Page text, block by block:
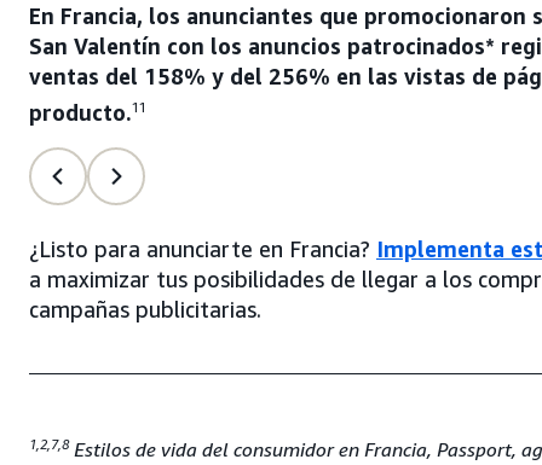
En Francia, los anunciantes que promocionaron
San Valentín con los anuncios patrocinados*
ventas del 158% y del 256% en las vistas de
producto.11
¿Listo para anunciarte en Francia? Implementa
a maximizar tus posibilidades de llegar a los
campañas publicitarias.
1,2,7,8Estilos de vida del consumidor en Francia, Passport,